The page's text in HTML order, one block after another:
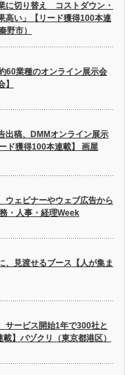
に切り替え コストダウン・
高い」【リード獲得100本連
野市）
60業種のオンライン展示会
出稿、DMMオンライン展示
ド獲得100本連載】 画屋
ェビナーやウェブ広告から
・人事・経理Week
、見渡せるブース【人が集ま
サービス開始1年で300社と
】バヅクリ（東京都港区）